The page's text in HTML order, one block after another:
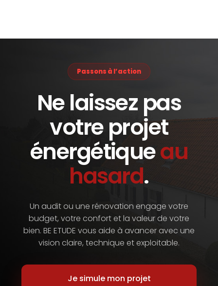
Passons à l’action
Ne laissez pas
votre projet
énergétiqueau
hasard.
Un audit ou une rénovation engage votre
budget, votre confort et la valeur de votre
bien. BE ETUDE vous aide à avancer avec une
vision claire, technique et exploitable.
Je simule mon projet